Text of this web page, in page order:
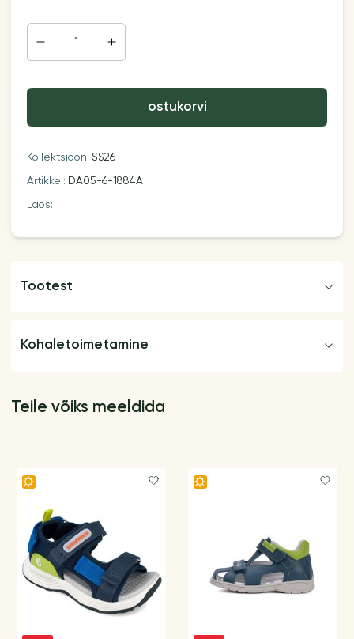
ostukorvi
Kollektsioon:SS26
Artikkel: DA05-6-1884A
Laos:
Tootest
Kohaletoimetamine
Teile võiks meeldida